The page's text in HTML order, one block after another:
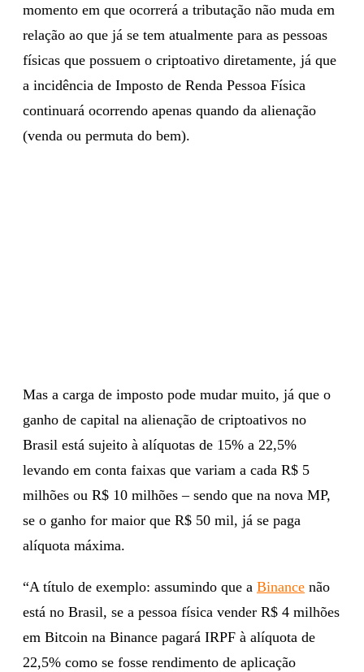
momento em que ocorrerá a tributação não muda em
relação ao que já se tem atualmente para as pessoas
físicas que possuem o criptoativo diretamente, já que
a incidência de Imposto de Renda Pessoa Física
continuará ocorrendo apenas quando da alienação
(venda ou permuta do bem).
Mas a carga de imposto pode mudar muito, já que o
ganho de capital na alienação de criptoativos no
Brasil está sujeito à alíquotas de 15% a 22,5%
levando em conta faixas que variam a cada R$ 5
milhões ou R$ 10 milhões – sendo que na nova MP,
se o ganho for maior que R$ 50 mil, já se paga
alíquota máxima.
“A título de exemplo: assumindo que a Binance não
está no Brasil, se a pessoa física vender R$ 4 milhões
em Bitcoin na Binance pagará IRPF à alíquota de
22,5% como se fosse rendimento de aplicação